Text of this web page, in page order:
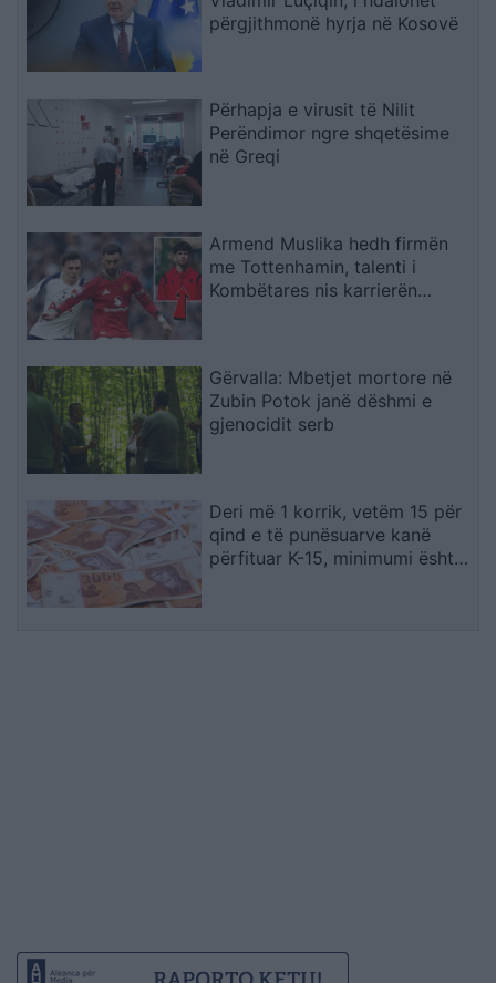
përgjithmonë hyrja në Kosovë
Përhapja e virusit të Nilit
Perëndimor ngre shqetësime
në Greqi
Armend Muslika hedh firmën
me Tottenhamin, talenti i
Kombëtares nis karrierën
Gërvalla: Mbetjet mortore në
Zubin Potok janë dëshmi e
gjenocidit serb
Deri më 1 korrik, vetëm 15 për
qind e të punësuarve kanë
përfituar K-15, minimumi është